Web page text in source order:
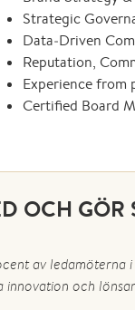
Strategic
Data‑Driven
Reputation,
Experience from
Certified Board
OCH GÖR
av ledamöterna
och